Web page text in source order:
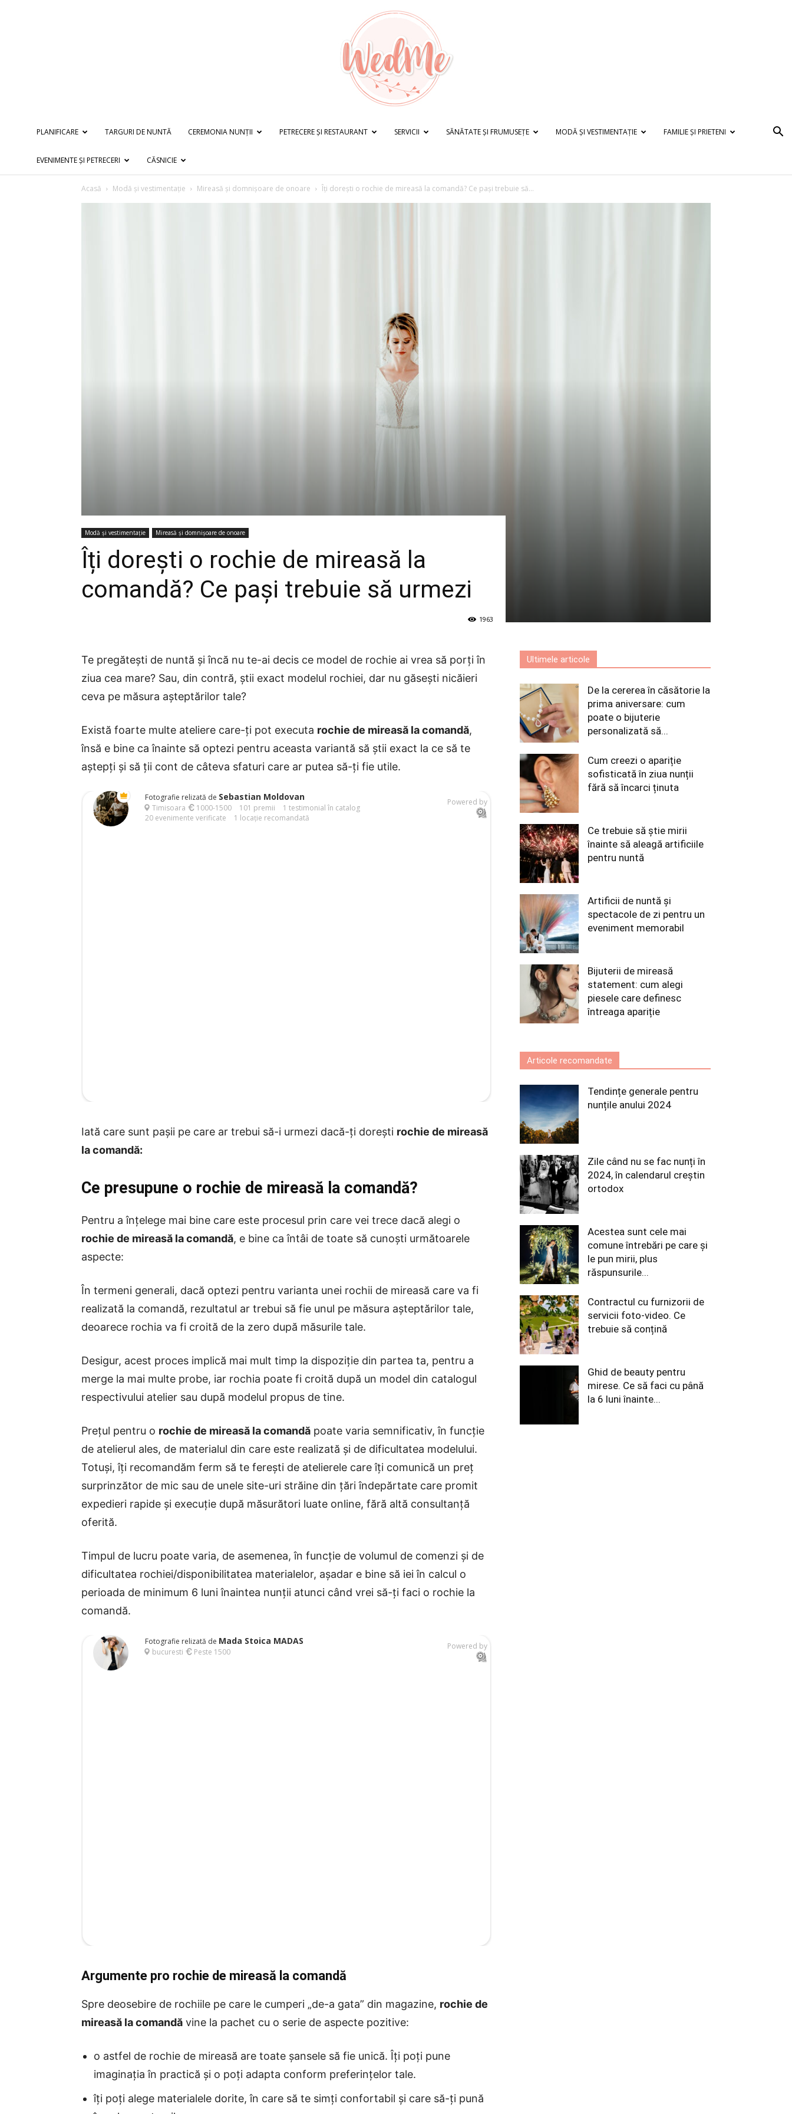
PLANIFICARE TARGURI DE NUNTĂ CEREMONIA NUNȚII PETRECERE ȘI RESTAURANT SERVICII SĂNĂTATE ȘI FRUMUSEȚE MODĂ ȘI VESTIMENTAȚIE FAMILIE ȘI PRIETENI
EVENIMENTE ȘI PETRECERI CĂSNICIE
Acasă Modă și vestimentație Mireasă și domnișoare de onoare Îți dorești o rochie de mireasă la comandă? Ce pași trebuie să...
Modă și vestimentație Mireasă și domnișoare de onoare
Îți dorești o rochie de mireasă la
comandă? Ce pași trebuie să urmezi
1963
Te pregătești de nuntă și încă nu te-ai decis ce model de rochie ai vrea să porți în
ziua cea mare? Sau, din contră, știi exact modelul rochiei, dar nu găsești nicăieri
ceva pe măsura așteptărilor tale?
Există foarte multe ateliere care-ți pot executa rochie de mireasă la comandă,
însă e bine ca înainte să optezi pentru aceasta variantă să știi exact la ce să te
aștepți și să ții cont de câteva sfaturi care ar putea să-ți fie utile.
Iată care sunt pașii pe care ar trebui să-i urmezi dacă-ți dorești rochie de mireasă
la comandă:
Ce presupune o rochie de mireasă la comandă?
Pentru a înțelege mai bine care este procesul prin care vei trece dacă alegi o
rochie de mireasă la comandă, e bine ca întâi de toate să cunoști următoarele
aspecte:
În termeni generali, dacă optezi pentru varianta unei rochii de mireasă care va fi
realizată la comandă, rezultatul ar trebui să fie unul pe măsura așteptărilor tale,
deoarece rochia va fi croită de la zero după măsurile tale.
Desigur, acest proces implică mai mult timp la dispoziție din partea ta, pentru a
merge la mai multe probe, iar rochia poate fi croită după un model din catalogul
respectivului atelier sau după modelul propus de tine.
Prețul pentru o rochie de mireasă la comandă poate varia semnificativ, în funcție
de atelierul ales, de materialul din care este realizată și de dificultatea modelului.
Totuși, îți recomandăm ferm să te ferești de atelierele care îți comunică un preț
surprinzător de mic sau de unele site-uri străine din țări îndepărtate care promit
expedieri rapide și execuție după măsurători luate online, fără altă consultanță
oferită.
Timpul de lucru poate varia, de asemenea, în funcție de volumul de comenzi și de
dificultatea rochiei/disponibilitatea materialelor, așadar e bine să iei în calcul o
perioada de minimum 6 luni înaintea nunții atunci când vrei să-ți faci o rochie la
comandă.
Argumente pro rochie de mireasă la comandă
Spre deosebire de rochiile pe care le cumperi „de-a gata” din magazine, rochie de
mireasă la comandă vine la pachet cu o serie de aspecte pozitive:
o astfel de rochie de mireasă are toate șansele să fie unică. Îți poți pune
imaginația în practică și o poți adapta conform preferințelor tale.
îți poți alege materialele dorite, în care să te simți confortabil și care să-ți pună
Ultimele articole
De la cererea în căsătorie la
prima aniversare: cum
poate o bijuterie
personalizată să...
Cum creezi o apariție
sofisticată în ziua nunții
fără să încarci ținuta
Ce trebuie să știe mirii
înainte să aleagă artificiile
pentru nuntă
Artificii de nuntă și
spectacole de zi pentru un
eveniment memorabil
Bijuterii de mireasă
statement: cum alegi
piesele care definesc
întreaga apariție
Articole recomandate
Tendințe generale pentru
nunțile anului 2024
Zile când nu se fac nunți în
2024, în calendarul creștin
ortodox
Acestea sunt cele mai
comune întrebări pe care și
le pun mirii, plus
răspunsurile...
Contractul cu furnizorii de
servicii foto-video. Ce
trebuie să conțină
Ghid de beauty pentru
mirese. Ce să faci cu până
la 6 luni înainte...